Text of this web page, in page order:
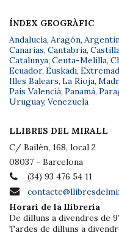
ÍNDEX GEOGRÀFIC
Andalucía, Aragón,
Canarias, Cantabria,
Catalunya, Ceuta-Melilla,
Ecuador, Euskadi,
Illes Balears, La Rioja,
País Valencià, Panamá,
Uruguay, Venezuela
LLIBRES DEL MIRALL
C/ Bailèn, 168, local 2
08037 - Barcelona
(34) 93 476 54 11
Horari de la llibreria
De dilluns a divendres de
Tardes de dilluns a